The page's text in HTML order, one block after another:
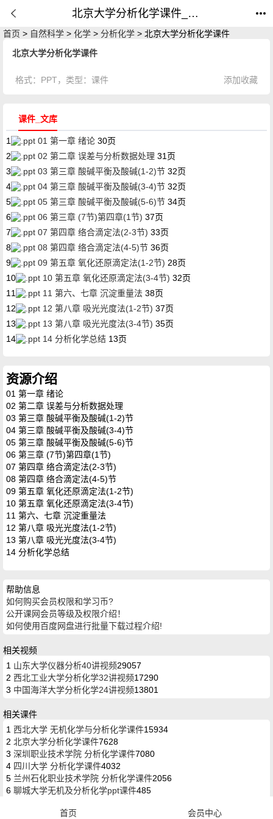
北京大学分析化学课件_课件_公开课网
首页 > 自然科学 > 化学 > 分析化学 > 北京大学分析化学课件
北京大学分析化学课件
格式： PPT，类型： 课件 添加收藏
课件_文库
1 01 第一章 绪论 30页
2
02 第二章 误差与分析数据处理 31页
3
03 第三章 酸碱平衡及酸碱(1-2)节 32页
4
04 第三章 酸碱平衡及酸碱(3-4)节 32页
5
05 第三章 酸碱平衡及酸碱(5-6)节 34页
6
06 第三章 (7节)第四章(1节) 37页
7
07 第四章 络合滴定法(2-3节) 33页
8
08 第四章 络合滴定法(4-5)节 36页
9
09 第五章 氧化还原滴定法(1-2节) 28页
10
10 第五章 氧化还原滴定法(3-4节) 32页
11
11 第六、七章 沉淀重量法 38页
12
12 第八章 吸光光度法(1-2节) 37页
13
13 第八章 吸光光度法(3-4节) 35页
14
14 分析化学总结 13页
资源介绍
01 第一章 绪论
02 第二章 误差与分析数据处理
03 第三章 酸碱平衡及酸碱(1-2)节
04 第三章 酸碱平衡及酸碱(3-4)节
05 第三章 酸碱平衡及酸碱(5-6)节
06 第三章 (7节)第四章(1节)
07 第四章 络合滴定法(2-3节)
08 第四章 络合滴定法(4-5)节
09 第五章 氧化还原滴定法(1-2节)
10 第五章 氧化还原滴定法(3-4节)
11 第六、七章 沉淀重量法
12 第八章 吸光光度法(1-2节)
13 第八章 吸光光度法(3-4节)
14 分析化学总结
帮助信息
如何购买会员权限和学习币?
公开课网会员等级及权限介绍！
如何使用百度网盘进行批量下载过程介绍!
相关视频
1 山东大学仪器分析40讲视频29057
2 西北工业大学分析化学32讲视频17290
3 中国海洋大学分析化学24讲视频13801
相关课件
1 西北大学 无机化学与分析化学课件15934
2 北京大学分析化学课件7628
3 深圳职业技术学院 分析化学课件7080
4 四川大学 分析化学课件4032
5 兰州石化职业技术学院 分析化学课件2056
6 聊城大学无机及分析化学ppt课件485
首页 会员中心